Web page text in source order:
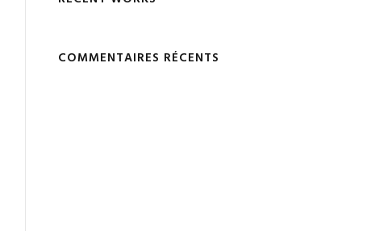
COMMENTAIRES RÉCENTS